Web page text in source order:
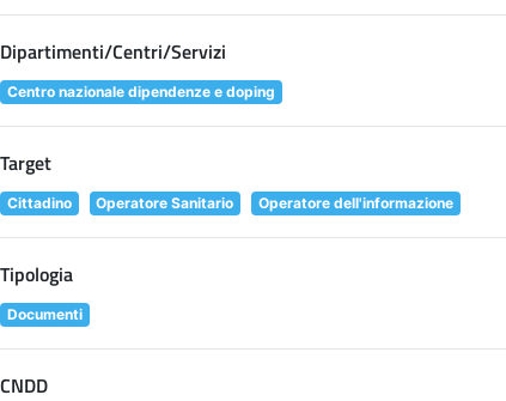
Dipartimenti/Centri/Servizi
Centro nazionale dipendenze e doping
Target
Cittadino Operatore Sanitario Operatore dell'informazione
Tipologia
Documenti
CNDD